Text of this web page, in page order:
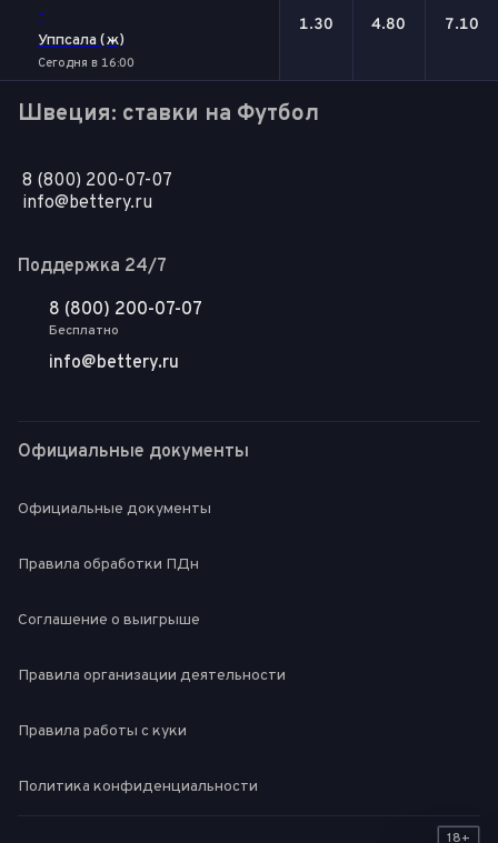
-
Уппсала (ж)
Сегодня в 16:00
1.30 4.80 7.10
Швеция: ставки на Футбол
8 (800) 200-07-07
info@bettery.ru
Поддержка 24/7
8 (800) 200-07-07
Бесплатно
info@bettery.ru
Официальные документы
Официальные документы
Правила обработки ПДн
Соглашение о выигрыше
Правила организации деятельности
Правила работы с куки
Политика конфиденциальности
18+